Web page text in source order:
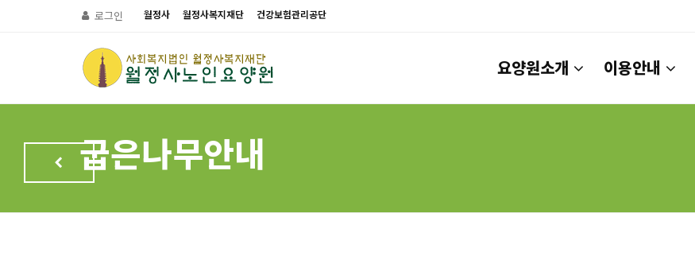
로그인 월정사 월정사복지재단 건강보험관리공단
요양원소개 이용안내
굽은나무안내